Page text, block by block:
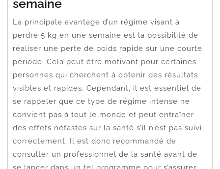
semaine
La principale avantage d’un régime visant à
perdre 5 kg en une semaine est la possibilité de
réaliser une perte de poids rapide sur une courte
période. Cela peut être motivant pour certaines
personnes qui cherchent à obtenir des résultats
visibles et rapides. Cependant, il est essentiel de
se rappeler que ce type de régime intense ne
convient pas à tout le monde et peut entraîner
des effets néfastes sur la santé s’il n’est pas suivi
correctement. Il est donc recommandé de
consulter un professionnel de la santé avant de